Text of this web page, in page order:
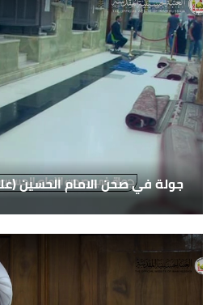
جولة في صحن الامام الحسين